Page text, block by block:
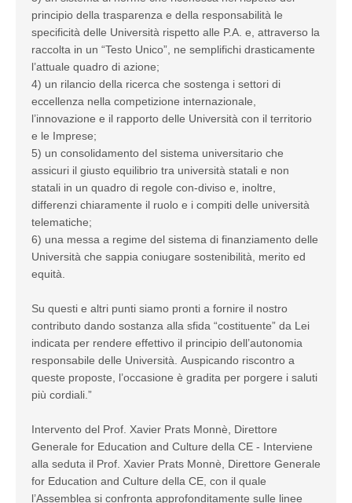
principio della trasparenza e della responsabilità le
specificità delle Università rispetto alle P.A. e, attraverso la
raccolta in un “Testo Unico”, ne semplifichi drasticamente
l’attuale quadro di azione;
4) un rilancio della ricerca che sostenga i settori di
eccellenza nella competizione internazionale,
l’innovazione e il rapporto delle Università con il territorio
e le Imprese;
5) un consolidamento del sistema universitario che
assicuri il giusto equilibrio tra università statali e non
statali in un quadro di regole con-diviso e, inoltre,
differenzi chiaramente il ruolo e i compiti delle università
telematiche;
6) una messa a regime del sistema di finanziamento delle
Università che sappia coniugare sostenibilità, merito ed
equità.
Su questi e altri punti siamo pronti a fornire il nostro
contributo dando sostanza alla sfida “costituente” da Lei
indicata per rendere effettivo il principio dell’autonomia
responsabile delle Università. Auspicando riscontro a
queste proposte, l’occasione è gradita per porgere i saluti
più cordiali.”
Intervento del Prof. Xavier Prats Monnè, Direttore
Generale for Education and Culture della CE - Interviene
alla seduta il Prof. Xavier Prats Monnè, Direttore Generale
for Education and Culture della CE, con il quale
l’Assemblea si confronta approfonditamente sulle linee